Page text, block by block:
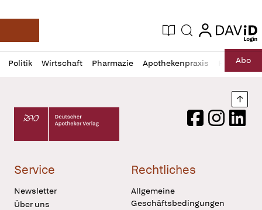
Deutsche Apotheker Zeitung
Aktuelle Ausgabe
Suche login
login
Politik Wirtschaft Pharmazie Apothekenpraxis RechtAbo
Profil
öffnen
Daz
Pur
Deutscher Apotheker Verlag Logo
FacebookInstagram
Service
Newsletter
Über uns
Rechtliches
Allgemeine
Geschäftsbedingungen